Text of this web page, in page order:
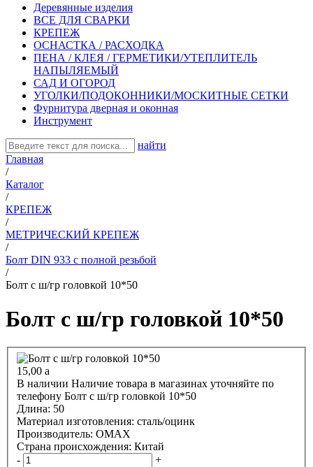
Деревянные изделия
ВСЕ ДЛЯ СВАРКИ
КРЕПЕЖ
ОСНАСТКА / РАСХОДКА
ПЕНА / КЛЕЯ / ГЕРМЕТИКИ/УТЕПЛИТЕЛЬ
НАПЫЛЯЕМЫЙ
САД И ОГОРОД
УГОЛКИ/ПОДОКОННИКИ/МОСКИТНЫЕ СЕТКИ
Фурнитура дверная и оконная
Инструмент
найти
Главная
/
Каталог
/
КРЕПЕЖ
/
МЕТРИЧЕСКИЙ КРЕПЕЖ
/
Болт DIN 933 с полной резьбой
/
Болт с ш/гр головкой 10*50
Болт с ш/гр головкой 10*50
15,00 a
В наличии Наличие товара в магазинах уточняйте по
телефону
Болт с ш/гр головкой 10*50
Длина: 50
Материал изготовления: сталь/оцинк
Производитель: OMAX
Страна происхождения: Китай
-
+